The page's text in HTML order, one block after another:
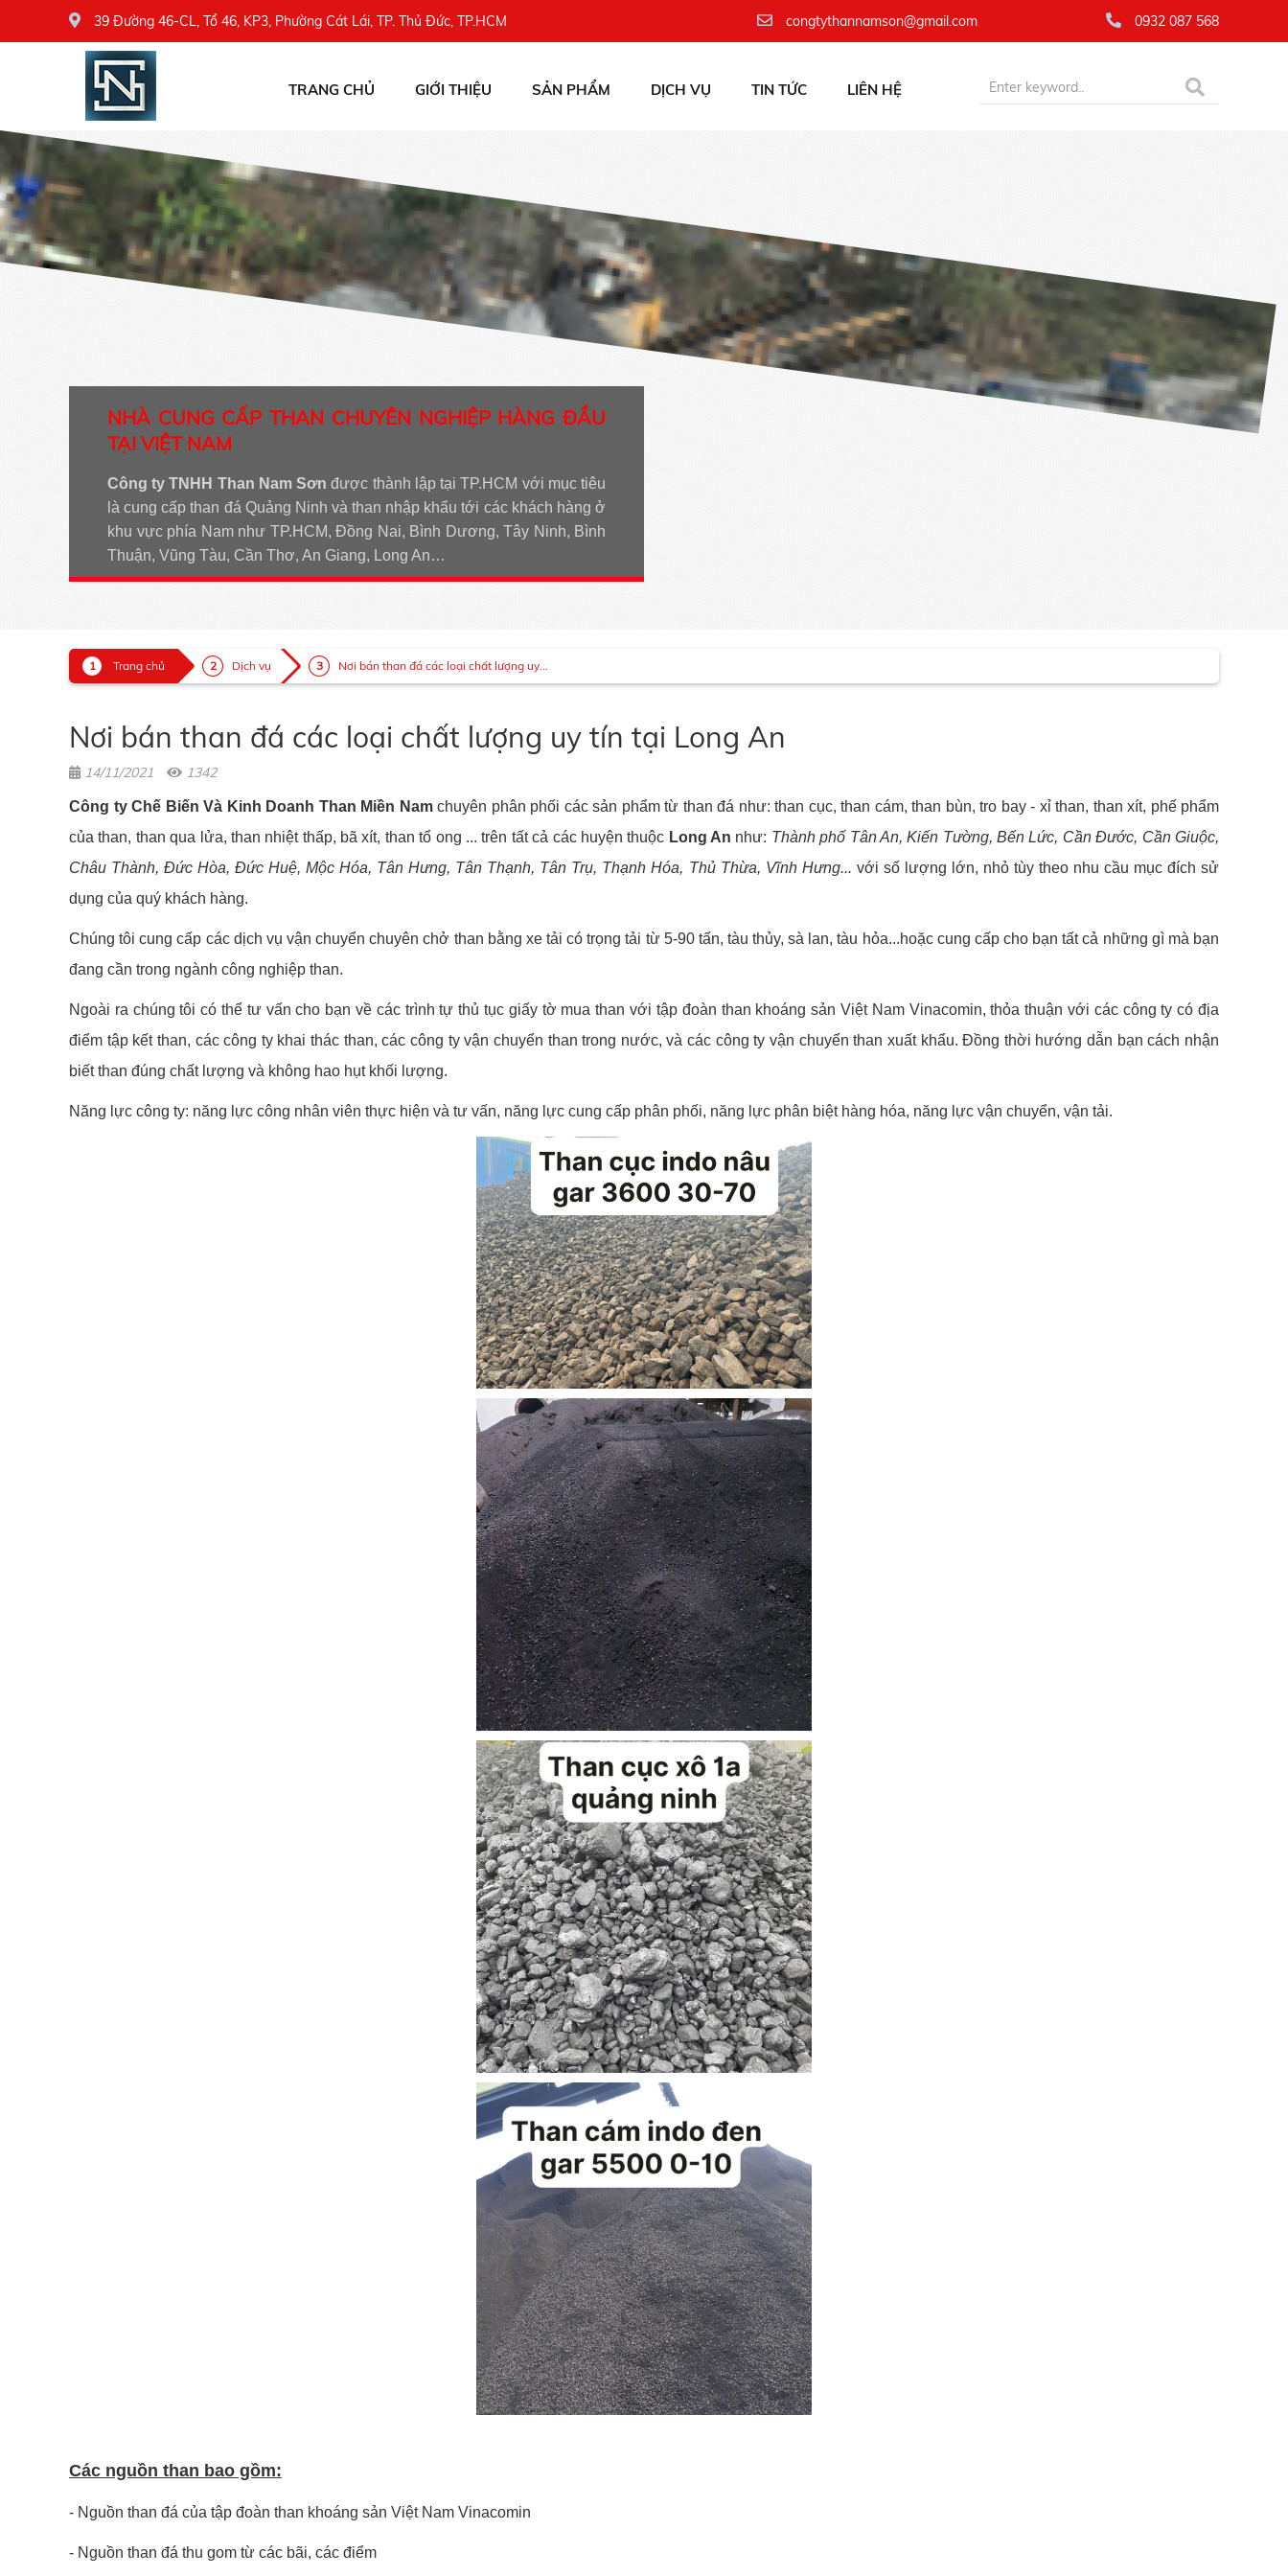
39 Đường 46-CL, Tổ 46, KP3, Phường Cát Lái, TP. Thủ Đức, TP.HCM congtythannamson@gmail.com 0932 087 568
TRANG CHỦ GIỚI THIỆU SẢN PHẨM DỊCH VỤ TIN TỨC LIÊN HỆ
NHÀ CUNG CẤP THAN CHUYÊN NGHIỆP HÀNG ĐẦU
TẠI VIỆT NAM
Công ty TNHH Than Nam Sơnđược thành lập tại TP.HCM với mục tiêu
là cung cấp than đá Quảng Ninh và than nhập khẩu tới các khách hàng ở
khu vực phía Nam như TP.HCM, Đồng Nai, Bình Dương, Tây Ninh, Bình
Thuận, Vũng Tàu, Cần Thơ, An Giang, Long An…
Trang chủ Dịch vụ Nơi bán than đá các loại chất lượng uy...
Nơi bán than đá các loại chất lượng uy tín tại Long An
14/11/2021 1342
Công ty Chế Biến Và Kinh Doanh Than Miền Namchuyên phân phối các sản phẩm từ than đá như: than cục, than cám, than bùn, tro bay - xỉ than, than xít, phế phẩm
của than, than qua lửa, than nhiệt thấp, bã xít, than tổ ong ... trên tất cả các huyện thuộc Long An như: Thành phố Tân An, Kiến Tường, Bến Lức, Cần Đước, Cần Giuộc,
Châu Thành, Đức Hòa, Đức Huệ, Mộc Hóa, Tân Hưng, Tân Thạnh, Tân Trụ, Thạnh Hóa, Thủ Thừa, Vĩnh Hưng... với số lượng lớn, nhỏ tùy theo nhu cầu mục đích sử
dụng của quý khách hàng.
Chúng tôi cung cấp các dịch vụ vận chuyển chuyên chở than bằng xe tải có trọng tải từ 5-90 tấn, tàu thủy, sà lan, tàu hỏa...hoặc cung cấp cho bạn tất cả những gì mà bạn
đang cần trong ngành công nghiệp than.
Ngoài ra chúng tôi có thể tư vấn cho bạn về các trình tự thủ tục giấy tờ mua than với tập đoàn than khoáng sản Việt Nam Vinacomin, thỏa thuận với các công ty có địa
điểm tập kết than, các công ty khai thác than, các công ty vận chuyển than trong nước, và các công ty vận chuyển than xuất khẩu. Đồng thời hướng dẫn bạn cách nhận
biết than đúng chất lượng và không hao hụt khối lượng.
Năng lực công ty: năng lực công nhân viên thực hiện và tư vấn, năng lực cung cấp phân phối, năng lực phân biệt hàng hóa, năng lực vận chuyển, vận tải.
Các nguồn than bao gồm:
- Nguồn than đá của tập đoàn than khoáng sản Việt Nam Vinacomin
- Nguồn than đá thu gom từ các bãi, các điểm